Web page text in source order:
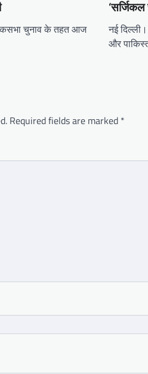
चुनाव के तहत आज
नई
और
Required fields are marked *